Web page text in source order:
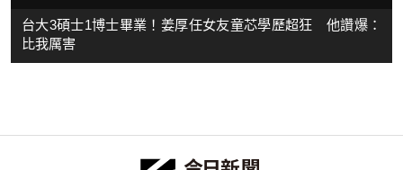
台大3碩士1博士畢業！姜厚任女友童芯學歷超狂 他讚爆：
比我厲害